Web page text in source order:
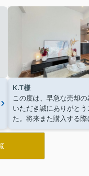
K.T様
この度は、早急な売却
いただき誠にありがと
た。将来また購入する